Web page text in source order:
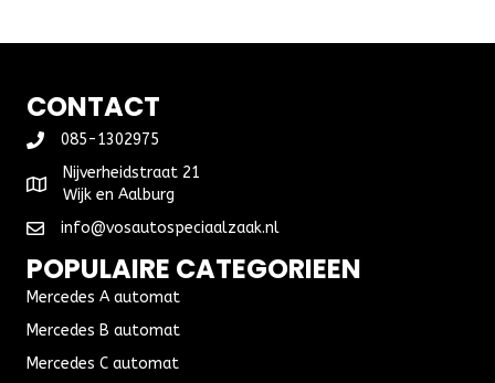
CONTACT
085-1302975
Nijverheidstraat 21
Wijk en Aalburg
info@vosautospeciaalzaak.nl
POPULAIRE CATEGORIEEN
Mercedes A automat
Mercedes B automat
Mercedes C automat